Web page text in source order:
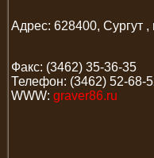
Адрес: 628400, Сургут ,
Факс: (3462) 35-36-35
Телефон: (3462) 52-68-
WWW: graver86.ru